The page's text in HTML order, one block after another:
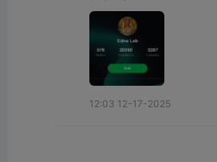
12:03 12-17-2025